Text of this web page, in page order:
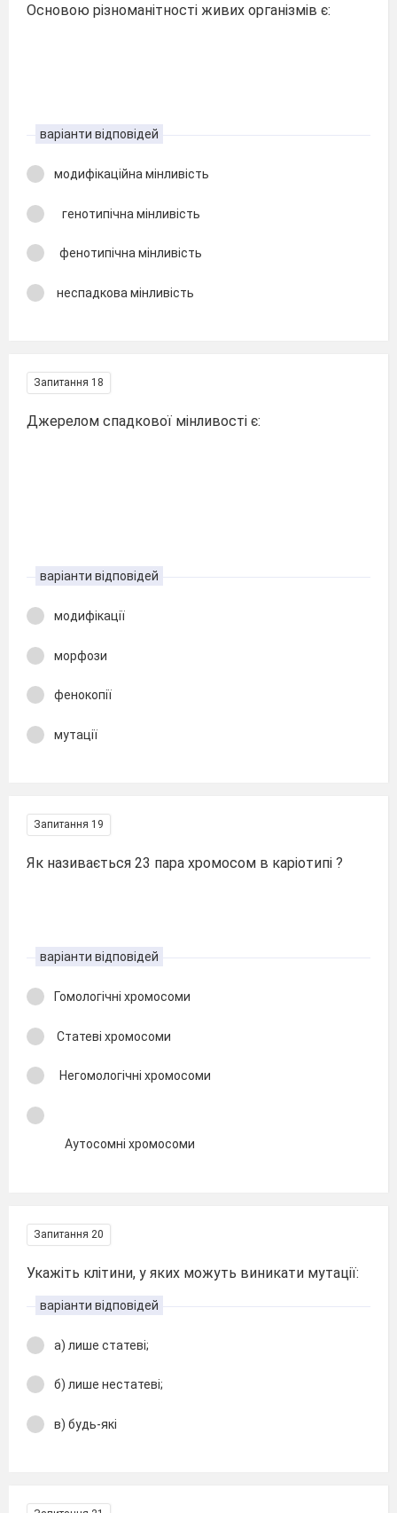
Основою різноманітності живих організмів є:
варіанти відповідей
модифікаційна мінливість
генотипічна мінливість
фенотипічна мінливість
неспадкова мінливість
Запитання 18
Джерелом спадкової мінливості є:
варіанти відповідей
модифікації
морфози
фенокопії
мутації
Запитання 19
Як називається 23 пара хромосом в каріотипі ?
варіанти відповідей
Гомологічні хромосоми
Статеві хромосоми
Негомологічні хромосоми
Аутосомні хромосоми
Запитання 20
Укажіть клітини, у яких можуть виникати мутації:
варіанти відповідей
а) лише статеві;
б) лише нестатеві;
в) будь-які